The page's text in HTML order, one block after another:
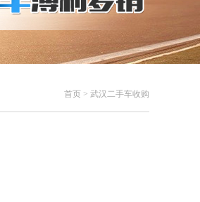
首页 > 武汉二手车收购